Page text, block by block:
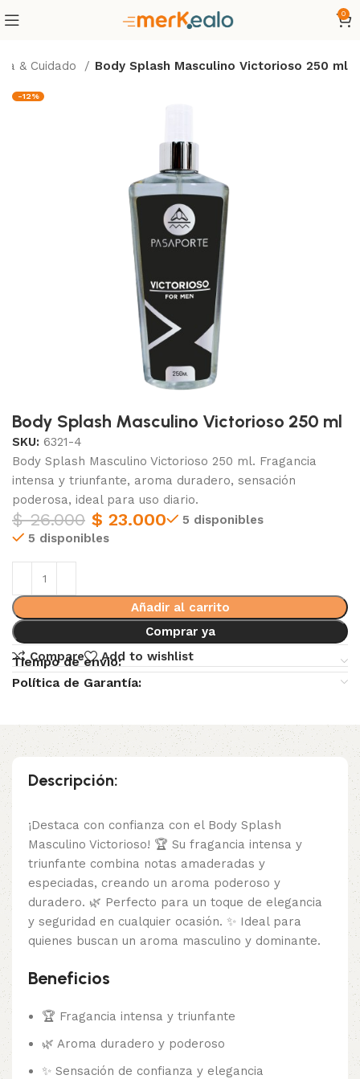
0
& Cuidado Body Splash Masculino Victorioso 250 ml
-12%
Body Splash Masculino Victorioso 250 ml
SKU: 6321-4
Body Splash Masculino Victorioso 250 ml. Fragancia
intensa y triunfante, aroma duradero, sensación
poderosa, ideal para uso diario.
$26.000 $ 23.000
5 disponibles
5 disponibles
Añadir al carrito
Comprar ya
Compare
Add to wishlist
Tiempo de envio:
Política de Garantía:
Descripción:
¡Destaca con confianza con el Body Splash
Masculino Victorioso! 🏆 Su fragancia intensa y
triunfante combina notas amaderadas y
especiadas, creando un aroma poderoso y
duradero. 🌿 Perfecto para un toque de elegancia
y seguridad en cualquier ocasión. ✨ Ideal para
quienes buscan un aroma masculino y dominante.
Beneficios
🏆 Fragancia intensa y triunfante
🌿 Aroma duradero y poderoso
✨ Sensación de confianza y elegancia